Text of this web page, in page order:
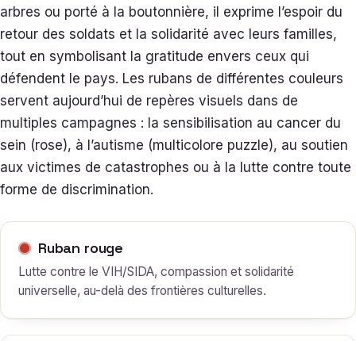
arbres ou porté à la boutonnière, il exprime l’espoir du
retour des soldats et la solidarité avec leurs familles,
tout en symbolisant la gratitude envers ceux qui
défendent le pays. Les rubans de différentes couleurs
servent aujourd’hui de repères visuels dans de
multiples campagnes : la sensibilisation au cancer du
sein (rose), à l’autisme (multicolore puzzle), au soutien
aux victimes de catastrophes ou à la lutte contre toute
forme de discrimination.
Ruban rouge
Lutte contre le VIH/SIDA, compassion et solidarité
universelle, au-delà des frontières culturelles.